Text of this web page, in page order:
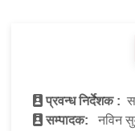
प्रवन्ध निर्देशक :
सम्पादक:
नविन